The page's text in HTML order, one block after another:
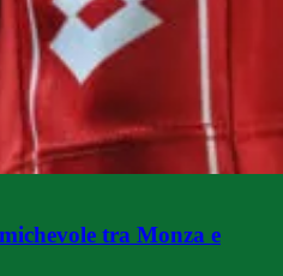
tra Monza e